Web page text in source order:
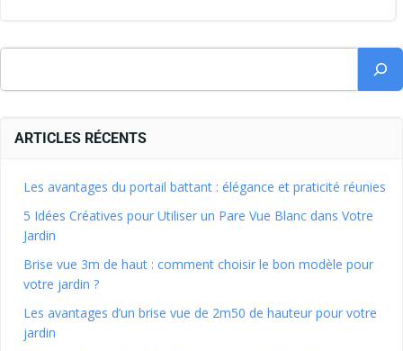
ARTICLES RÉCENTS
Les avantages du portail battant : élégance et praticité réunies
5 Idées Créatives pour Utiliser un Pare Vue Blanc dans Votre
Jardin
Brise vue 3m de haut : comment choisir le bon modèle pour
votre jardin ?
Les avantages d’un brise vue de 2m50 de hauteur pour votre
jardin